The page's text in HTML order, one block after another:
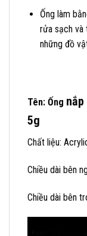
Ống làm
rửa sạch và
những đồ
Tên: Ống
5g
Chất liệu:
Chiều dài bên
Chiều dài bên